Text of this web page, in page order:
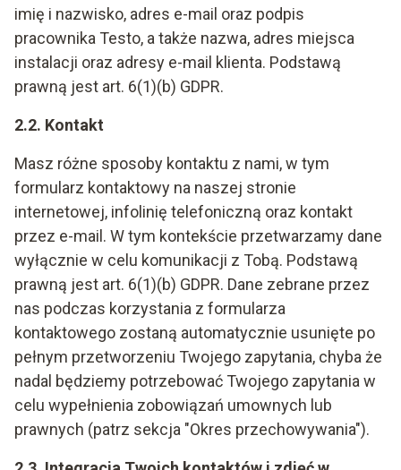
imię i nazwisko, adres e-mail oraz podpis
pracownika Testo, a także nazwa, adres miejsca
instalacji oraz adresy e-mail klienta. Podstawą
prawną jest art. 6(1)(b) GDPR.
2.2. Kontakt
Masz różne sposoby kontaktu z nami, w tym
formularz kontaktowy na naszej stronie
internetowej, infolinię telefoniczną oraz kontakt
przez e-mail. W tym kontekście przetwarzamy dane
wyłącznie w celu komunikacji z Tobą. Podstawą
prawną jest art. 6(1)(b) GDPR. Dane zebrane przez
nas podczas korzystania z formularza
kontaktowego zostaną automatycznie usunięte po
pełnym przetworzeniu Twojego zapytania, chyba że
nadal będziemy potrzebować Twojego zapytania w
celu wypełnienia zobowiązań umownych lub
prawnych (patrz sekcja "Okres przechowywania").